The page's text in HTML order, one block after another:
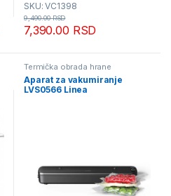
SKU: VC1398
7,390.00 RSD
9,490.00RSD
Termička obrada hrane
Aparat za vakumiranje
LVS0566 Linea